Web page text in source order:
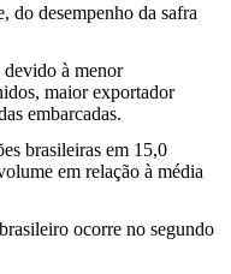
do desempenho da safra
à menor
maior exportador
embarcadas.
brasileiras em 15,0
em relação à média
ocorre no segundo